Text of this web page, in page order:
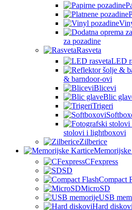
za pozadine
Rasveta
LED
& barndoor-ovi
Blicevi
Blic
Trigeri
stolovi i lightboxovi
Zilberice
CFexpress
SD
Compact
MicroSD
USB
Hard diskovi